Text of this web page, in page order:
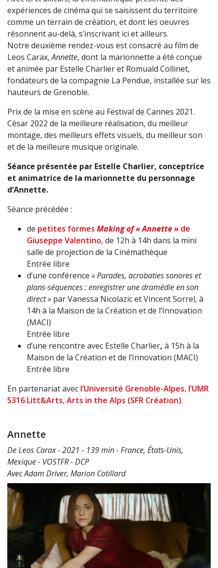
expériences de cinéma qui se saisissent du territoire
comme un terrain de création, et dont les oeuvres
résonnent au-delà, s’inscrivant ici et ailleurs.
Notre deuxième rendez-vous est consacré au film de
Leos Carax,Annette, dont la marionnette a été conçue
et animée par Estelle Charlier et Romuald Collinet,
fondateurs de la compagnie La Pendue, installée sur les
hauteurs de Grenoble.
Prix de la mise en scène au Festival de Cannes 2021.
César 2022 de la meilleure réalisation, du meilleur
montage, des meilleurs effets visuels, du meilleur son
et de la meilleure musique originale.
Séance présentée par Estelle Charlier, conceptrice
et animatrice de la marionnette du personnage
d’Annette.
Séance précédée :
de petites formes Making of « Annette » de
Giuseppe Valentino,de 12h à 14h dans la mini
salle de projection de la Cinémathèque
Entrée libre
d’une conférence « Parades, acrobaties sonores et
plans-séquences : enregistrer unedramédieen son
direct » par Vanessa Nicolazic et Vincent Sorrel, à
14h à la Maison de la Création et de l’Innovation
(MACI)
Entrée libre
d’une rencontre avec Estelle Charlier, à 15h à la
Maison de la Création et de l’Innovation (MACI)
Entrée libre
En partenariat avec l’Université Grenoble-Alpes, l’UMR
5316 Litt&Arts, Arts in the Alps (SFR Création).
Annette
De Leos Carax - 2021 - 139 min - France, États-Unis,
Mexique - VOSTFR - DCP
Avec Adam Driver, Marion Cotillard